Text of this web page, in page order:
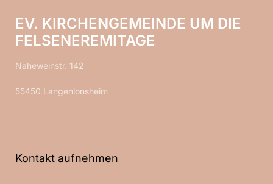
EV. KIRCHENGEMEINDE UM DIE
FELSENEREMITAGE
Naheweinstr. 142
55450 Langenlonsheim
Kontakt aufnehmen